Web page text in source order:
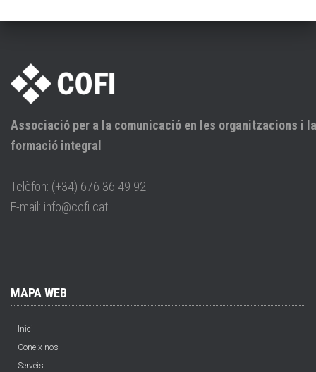
Associació per a la comunicació en les organitzacions i la
formació integral
Telèfon: (+34) 676 36 49 92
E-mail: info@cofi.cat
MAPA WEB
Inici
Coneix-nos
Serveis